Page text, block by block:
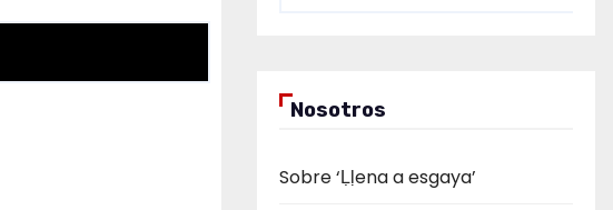
Nosotros
Sobre ‘Ḷḷena a esgaya’